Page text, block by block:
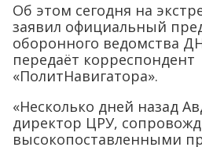
Об этом сегодня на
заявил официальный
оборонного ведомства
передаёт корреспондент
«ПолитНавигатора».
«Несколько дней назад
директор ЦРУ,
высокопоставленными